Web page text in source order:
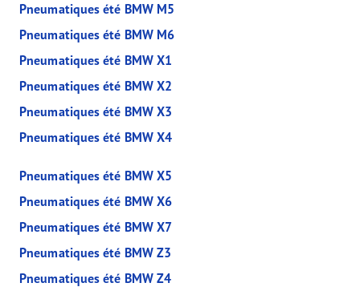
Pneumatiques été BMW M5
Pneumatiques été BMW M6
Pneumatiques été BMW X1
Pneumatiques été BMW X2
Pneumatiques été BMW X3
Pneumatiques été BMW X4
Pneumatiques été BMW X5
Pneumatiques été BMW X6
Pneumatiques été BMW X7
Pneumatiques été BMW Z3
Pneumatiques été BMW Z4